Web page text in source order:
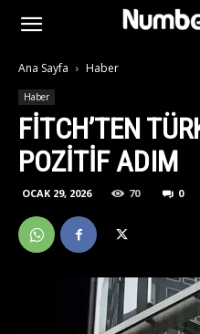
Ana Sayfa Haber
Haber
FITCH’TEN
POZITIF ADIM
OCAK 29, 2026 70 0